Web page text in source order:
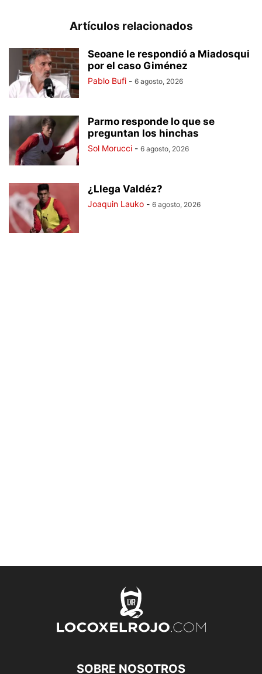
Artículos relacionados
Seoane le respondió a Miadosqui
por el caso Giménez
Pablo Bufi - 6 agosto, 2026
Parmo responde lo que se
preguntan los hinchas
Sol Morucci - 6 agosto, 2026
¿Llega Valdéz?
Joaquin Lauko - 6 agosto, 2026
SOBRE NOSOTROS